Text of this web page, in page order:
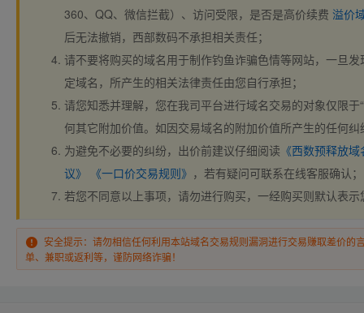
360、QQ、微信拦截）、访问受限，是否是高价续费 溢价
后无法撤销，西部数码不承担相关责任；
请不要将购买的域名用于制作钓鱼诈骗色情等网站，一旦
定域名，所产生的相关法律责任由您自行承担；
请您知悉并理解，您在我司平台进行域名交易的对象仅限于
何其它附加价值。如因交易域名的附加价值所产生的任何
为避免不必要的纠纷，出价前建议仔细阅读 《西数预释放
议》
《一口价交易规则》 ，若有疑问可联系在线客服确认；
若您不同意以上事项，请勿进行购买，一经购买则默认表
安全提示：请勿相信任何利用本站域名交易规则漏洞进行交易赚取差价的
单、兼职或返利等，谨防网络诈骗！